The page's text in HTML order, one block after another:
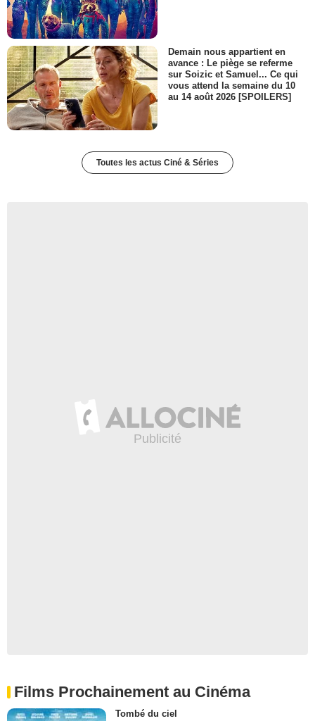
Demain nous appartient en
avance : Le piège se referme
sur Soizic et Samuel... Ce qui
vous attend la semaine du 10
au 14 août 2026 [SPOILERS]
Toutes les actus Ciné & Séries
Films Prochainement au Cinéma
Tombé du ciel